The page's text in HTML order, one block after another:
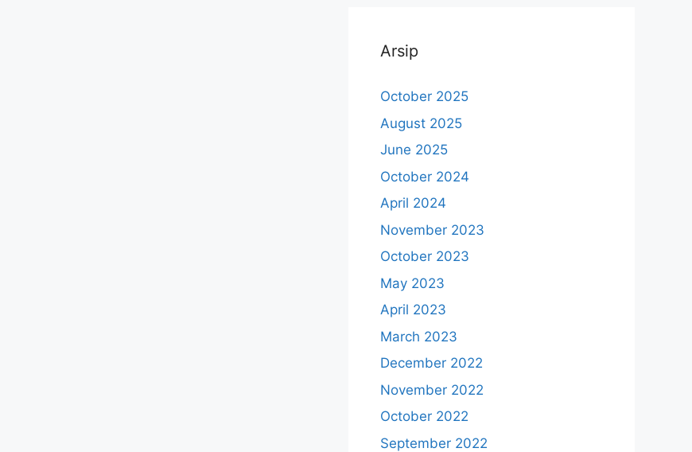
Arsip
October 2025
August 2025
June 2025
October 2024
April 2024
November 2023
October 2023
May 2023
April 2023
March 2023
December 2022
November 2022
October 2022
September 2022